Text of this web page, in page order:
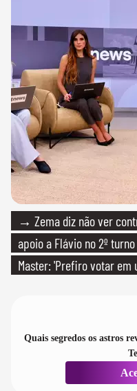
→ Zema diz não ver
apoio a Flávio no 2º
Master: 'Prefiro votar em
Quais segredos os astros